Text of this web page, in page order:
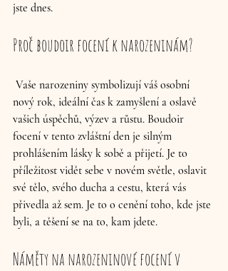
jste dnes.
Proč boudoir focení k narozeninám?
nový rok, ideální čas k zamyšlení a oslavě
vašich úspěchů, výzev a růstu. Boudoir
focení v tento zvláštní den je silným
prohlášením lásky k sobě a přijetí. Je to
příležitost vidět sebe v novém světle, oslavit
své tělo, svého ducha a cestu, která vás
přivedla až sem. Je to o cenění toho, kde jste
byli, a těšení se na to, kam jdete.
Náměty na narozeninové focení v